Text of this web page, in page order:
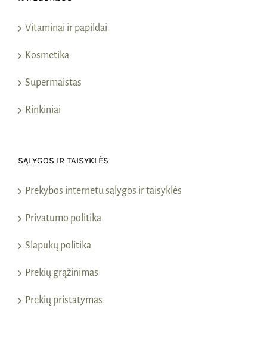
Vitaminai ir papildai
Kosmetika
Supermaistas
Rinkiniai
SĄLYGOS IR TAISYKLĖS
Prekybos internetu sąlygos ir taisyklės
Privatumo politika
Slapukų politika
Prekių grąžinimas
Prekių pristatymas